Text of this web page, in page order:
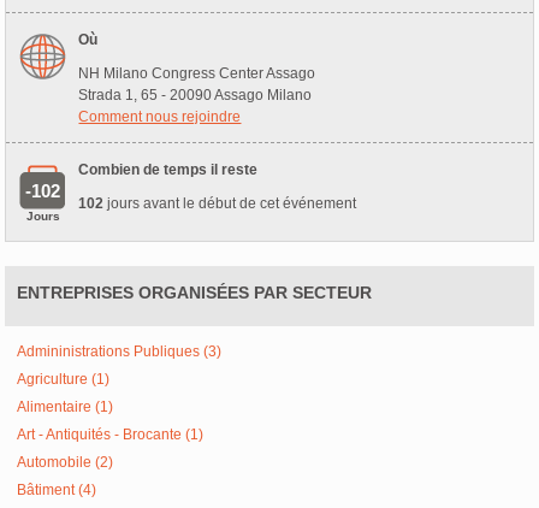
Où
NH Milano Congress Center Assago
Strada 1, 65 - 20090 Assago Milano
Comment nous rejoindre
-102
Jours
Combien de temps il reste
102 jours avant le début de cet événement
ENTREPRISES ORGANISÉES PAR SECTEUR
Admininistrations Publiques (3)
Agriculture (1)
Alimentaire (1)
Art - Antiquités - Brocante (1)
Automobile (2)
Bâtiment (4)